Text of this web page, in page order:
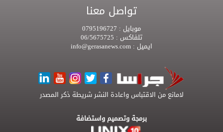
تواصل معنا
موبايل :
تلفاكس :
ايميل :
لامانع من الاقتباس واعادة النشر شريطة ذكر المصدر
برمجة وتصميم واستضافة